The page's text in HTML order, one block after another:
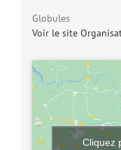
Globules
Voir le site
Cliquez